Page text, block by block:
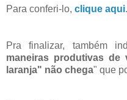
Para conferi-lo, clique aqui.
Pra finalizar, também
maneiras produtivas de
laranja" não chega" que